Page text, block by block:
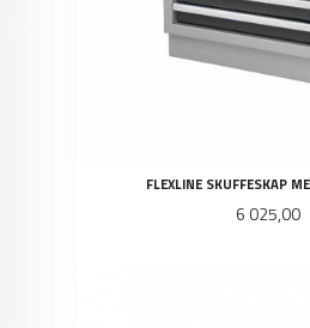
FLEXLINE SKUFFESKAP
Pris
6 025,00